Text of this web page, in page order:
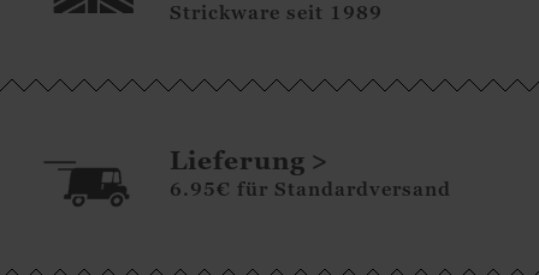
Strickware seit 1989
Lieferung
6.95€ für Standardversand